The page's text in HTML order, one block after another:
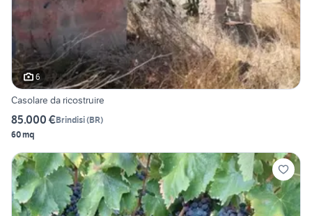
6
Casolare da ricostruire
85.000 €Brindisi(BR)
60 mq